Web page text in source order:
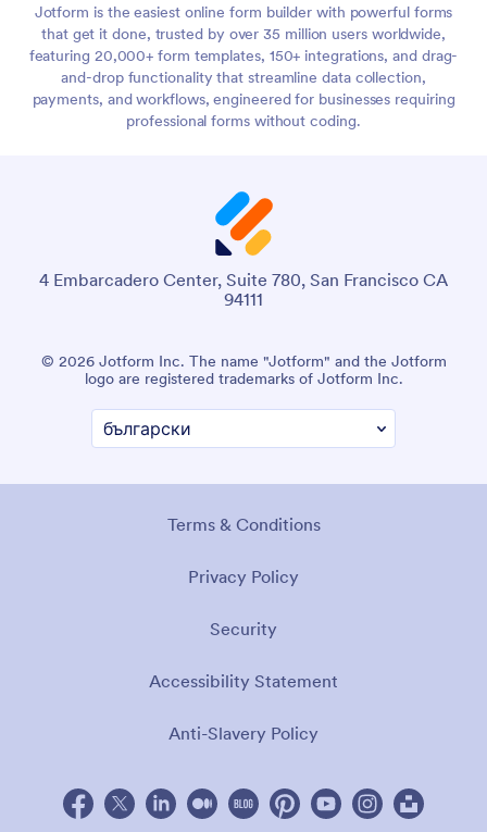
Jotform is the easiest online form builder with powerful forms
that get it done, trusted by over 35 million users worldwide,
featuring 20,000+ form templates, 150+ integrations, and drag-
and-drop functionality that streamline data collection,
payments, and workflows, engineered for businesses requiring
professional forms without coding.
4 Embarcadero Center, Suite 780, San Francisco CA
94111
© 2026 Jotform Inc. The name "Jotform" and the Jotform
logo are registered trademarks of Jotform Inc.
Terms & Conditions
Privacy Policy
Security
Accessibility Statement
Anti-Slavery Policy